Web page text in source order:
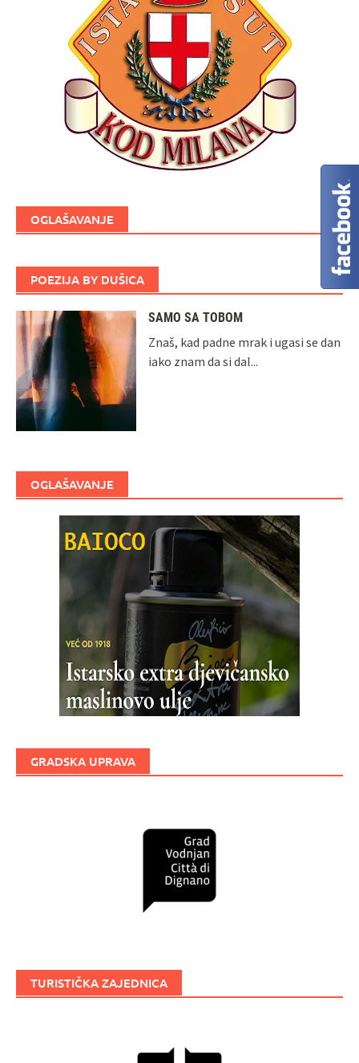
OGLAŠAVANJE
POEZIJA BY DUŠICA
SAMO SA TOBOM
Znaš, kad padne mrak i ugasi se dan
iako znam da si dal...
OGLAŠAVANJE
GRADSKA UPRAVA
TURISTIČKA ZAJEDNICA